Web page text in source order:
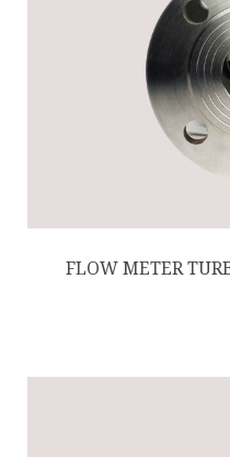
FLOW METER